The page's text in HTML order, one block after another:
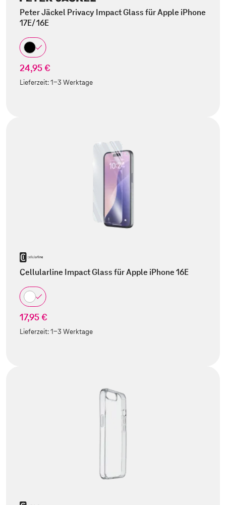
Peter Jäckel Privacy Impact Glass für Apple iPhone
17E/ 16E
24,95 €
Lieferzeit:1-3 Werktage
Cellularline Impact Glass für Apple iPhone 16E
17,95 €
Lieferzeit:1-3 Werktage